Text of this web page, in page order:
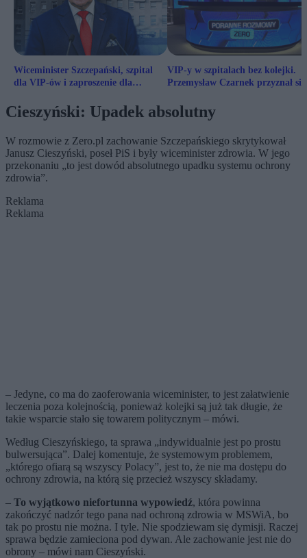
Wiceminister Szczepański, szpital
dla VIP-ów i zaproszenie dla
VIP-y w szpitalach bez kolejki.
Przemysław Czarnek przyznał
Cieszyński: Upadek absolutny
W rozmowie z Zero.pl zachowanie Szczepańskiego skrytykował
Janusz Cieszyński, poseł PiS i były wiceminister zdrowia. W jego
przekonaniu „to jest dowód absolutnego upadku systemu ochrony
zdrowia”.
Reklama
Reklama
– Jedyne, co ma do zaoferowania wiceminister, to jest załatwienie
leczenia poza kolejnością, ponieważ kolejki są już tak długie, że
takie wsparcie stało się towarem politycznym – mówi.
Według Cieszyńskiego, ta sprawa „indywidualnie jest po prostu
bulwersująca”. Dalej komentuje, że systemowym problemem,
„którego ofiarą są wszyscy Polacy”, jest to, że nie ma dostępu do
ochrony zdrowia, na którą się przecież wszyscy składamy.
– To wyjątkowo niefortunna wypowiedź, która powinna
zakończyć nadzór tego pana nad ochroną zdrowia w MSWiA, bo
tak po prostu nie można. I tyle. Nie spodziewam się dymisji. Raczej
sprawa będzie zamieciona pod dywan. Ale zachowanie jest nie do
obrony – mówi nam Cieszyński.